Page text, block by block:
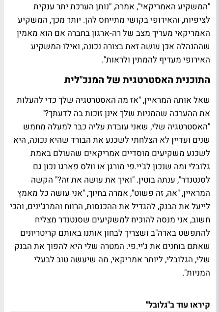
"המשקיע האמריקאי", אמרה, "נותן הערכת יתר ענקית
לציפיות, והאירופי בקושי מתייחס להן. יותר מכך, המשקיע
האמריקאי מעריך מצב של רה-ארגון בחברה אם הוא מאמין
שההנהלה אכן עושה זאת בצורה נכונה, ואילו המשקיע
האירופי מעדיף להמתין ולראות".
התוכנית האסטרטגית של המנכ"לית
שאל אותה המראיין, "אז מה האסטרטגיה שלך כדי להעלות
את ההערכה שהמניות שלך אינן זוכות בה לדעתך?"
"האסטרטגיה שלי, שאני עובדת עליה כבר למעלה מחמש
שנים ועדיין לא הצלחתי לשכנע את הבורד שהיא נכונה, היא
לשכנע משקיעים מוסדיים אמריקאים שהעולם באמת
גלובלי ומה שנכון לג'יי.פי מורגן או וולס פארגו נכון גם
לסנטנדר", ענתה בוטין. "ואיך את עושה את זה?" הקשה
המראיין, "אה, זה פשוט", אמרה בחיוך, "אני עושה כל מאמץ
לייעל את הבנק, להגדיל את ההכנסות, הרווח והמרג'ינים, והכי
חשוב, אני מנסה להוכיח למשקיעים שסנטנדר מצליח
להתפשט בארה"ב ושצריך לבחון אותנו באותם קריטריונים
שאתם בוחנים את ג'יי.פי. המטרה שלי היא להפוך את הבנק
שלי, הגלובלי, ליותר אמריקאי, מה שיעשה טוב לבעלי
המניות".
קיראו עוד ב"גלובל"